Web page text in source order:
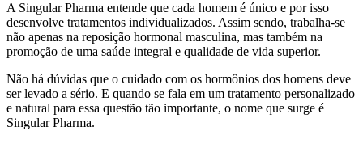
A Singular Pharma entende que cada homem é único e por isso
desenvolve tratamentos individualizados. Assim sendo, trabalha-se
não apenas na reposição hormonal masculina, mas também na
promoção de uma saúde integral e qualidade de vida superior.
Não há dúvidas que o cuidado com os hormônios dos homens deve
ser levado a sério. E quando se fala em um tratamento personalizado
e natural para essa questão tão importante, o nome que surge é
Singular Pharma.